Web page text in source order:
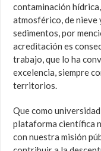
contaminación
atmosférico, de nieve
sedimentos, por
acreditación es
trabajo, que lo ha
excelencia, siempre
territorios.
Que como
plataforma científica
con nuestra misión